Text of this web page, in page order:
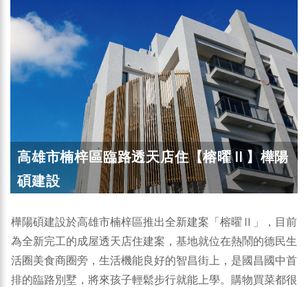
高雄市楠梓區臨路透天店住【榕曜Ⅱ】樺陽
碩建設
樺陽碩建設於高雄市楠梓區推出全新建案「榕曜Ⅱ」，目前
為全新完工的成屋透天店住建案，基地就位在熱鬧的德民生
活圈美食商圈旁，生活機能良好的智昌街上，是國昌國中首
排的臨路別墅，將來孩子輕鬆步行就能上學。購物買菜都很